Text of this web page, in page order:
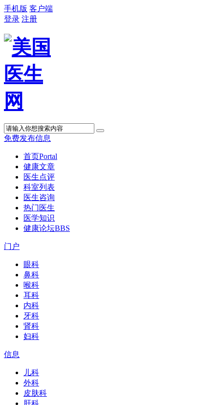
手机版 客户端
登录 注册
免费发布信息
首页Portal
健康文章
医生点评
科室列表
医生咨询
热门医生
医学知识
健康论坛BBS
门户
眼科
鼻科
喉科
耳科
内科
牙科
肾科
妇科
信息
儿科
外科
皮肤科